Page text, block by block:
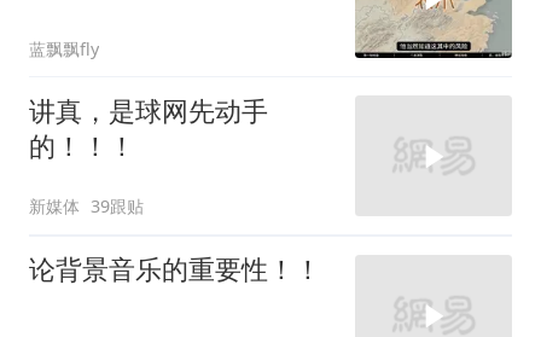
蓝飘飘fly
讲真，是球网先动手
的！！！
新媒体 39跟贴
论背景音乐的重要性！！